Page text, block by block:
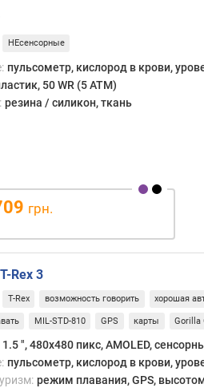
НЕсенсорные
пульсометр, кислород в крови,
50 WR (5 ATM)
резина / силикон, ткань
грн.
Rex 3
T-Rex возможность говорить хорошая
MIL-STD-810 GPS карты Gorilla
1.5 ", 480x480 пикс, AMOLED,
пульсометр, кислород в крови,
режим плавания, GPS,